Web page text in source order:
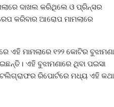
ଦାଖଲ କରିଥିଲେ ଓ ପ୍ରିନ୍ସର
କରିବାର ଆରୋପ ମାମଲାରେ
ଏହି ମାମଲାରେ ୧୨୨ କୋଟିର ବୁଝାମଣା
ଏହି ବୁଝାମଣାରେ ଥିବା ପଇସା
ରିପୋର୍ଟରେ ମଧ୍ୟ ଏହି କଥା